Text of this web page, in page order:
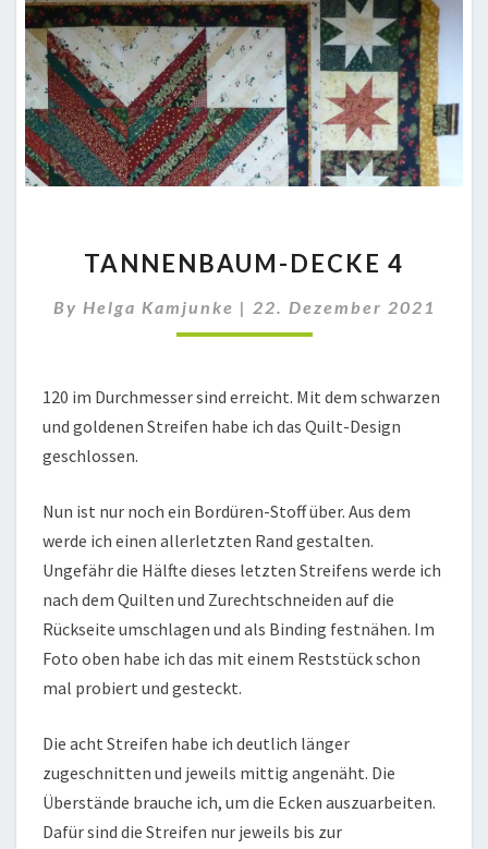
DECKE
TANNENBAUM-DECKE 4
By Helga Kamjunke | 22. Dezember 2021
120 im Durchmesser sind erreicht. Mit dem schwarzen
und goldenen Streifen habe ich das Quilt-Design
geschlossen.
Nun ist nur noch ein Bordüren-Stoff über. Aus dem
werde ich einen allerletzten Rand gestalten.
Ungefähr die Hälfte dieses letzten Streifens werde ich
nach dem Quilten und Zurechtschneiden auf die
Rückseite umschlagen und als Binding festnähen. Im
Foto oben habe ich das mit einem Reststück schon
mal probiert und gesteckt.
Die acht Streifen habe ich deutlich länger
zugeschnitten und jeweils mittig angenäht. Die
Überstände brauche ich, um die Ecken auszuarbeiten.
Dafür sind die Streifen nur jeweils bis zur